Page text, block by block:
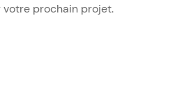
votre prochain projet.